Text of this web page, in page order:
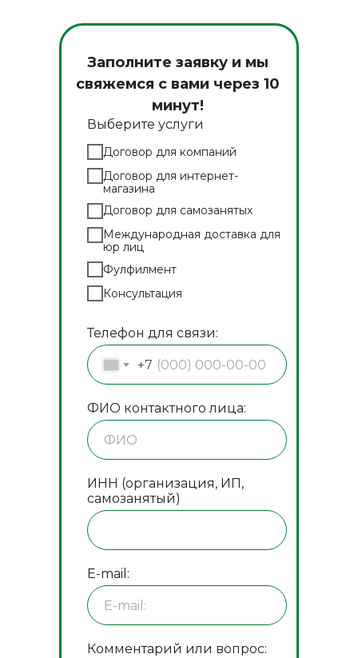
Заполните заявку и мы
свяжемся с вами через 10
минут!
Выберите услуги
Договор для компаний
Договор для интернет-
магазина
Договор для самозанятых
Международная доставка для
юр лиц
Фулфилмент
Консультация
Телефон для связи:
+7
ФИО контактного лица:
ИНН (организация, ИП,
самозанятый)
E-mail:
Комментарий или вопрос: